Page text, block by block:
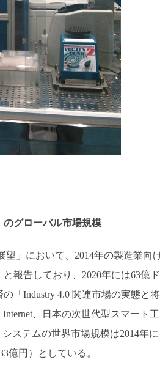
のグローバル市場規模
望」において、2014年の製造業向
報告しており、2020年には63億ド
「Industry 4.0 関連市場の実態と将
、日本の次世代型スマート工
ステムの世界市場規模は2014年に
億円）としている。